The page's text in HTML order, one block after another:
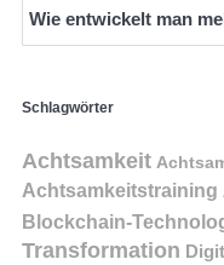
Wie entwickelt man
Schlagwörter
Achtsamkeit
Achtsamkeitstraining
Blockchain-
Transformation